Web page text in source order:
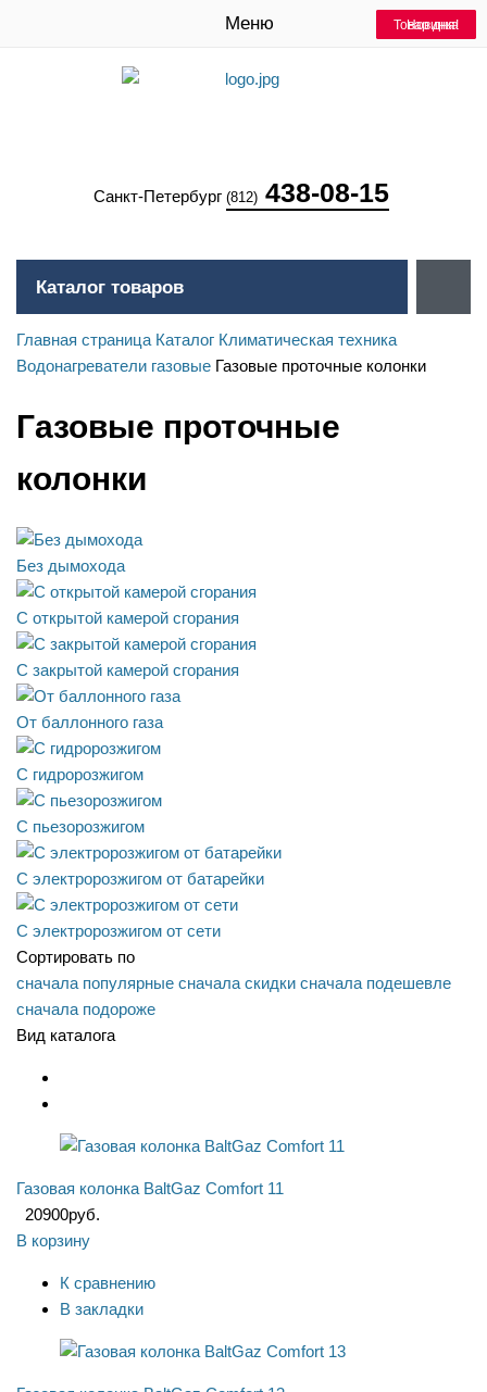
Меню
Санкт-Петербург (812) 438-08-15
Каталог товаров
Главная страница Каталог Климатическая техника
Водонагреватели газовые Газовые проточные колонки
Газовые проточные
колонки
Без дымохода
С открытой камерой сгорания
С закрытой камерой сгорания
От баллонного газа
С гидророзжигом
С пьезорозжигом
С электророзжигом от батарейки
С электророзжигом от сети
Сортировать по
сначала популярные сначала скидки сначала подешевле
сначала подороже
Вид каталога
Товар дня!
Газовая колонка BaltGaz Comfort 11
20900руб.
В корзину
К сравнению
В закладки
Товар дня!
Товар дня!
Товар дня!
Товар дня!
Товар дня!
Товар дня!
Новинка